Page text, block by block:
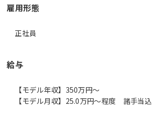
雇用形態
正社員
給与
【モデル年収】350万円〜
【モデル月収】25.0万円〜程度 諸手当込